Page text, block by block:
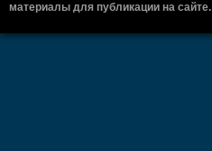
материалы для публикации на сайте.